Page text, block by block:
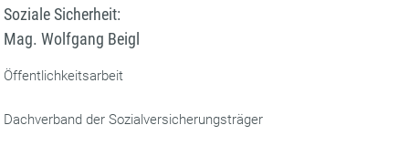
Soziale Sicherheit:
Mag. Wolfgang Beigl
Öffentlichkeitsarbeit
Dachverband der Sozialversicherungsträger